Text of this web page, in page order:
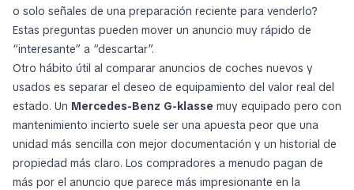
o solo señales de una preparación reciente para venderlo?
Estas preguntas pueden mover un anuncio muy rápido de
“interesante” a “descartar”.
Otro hábito útil al comparar anuncios de coches nuevos y
usados es separar el deseo de equipamiento del valor real del
estado. Un Mercedes-Benz G-klasse muy equipado pero con
mantenimiento incierto suele ser una apuesta peor que una
unidad más sencilla con mejor documentación y un historial de
propiedad más claro. Los compradores a menudo pagan de
más por el anuncio que parece más impresionante en la